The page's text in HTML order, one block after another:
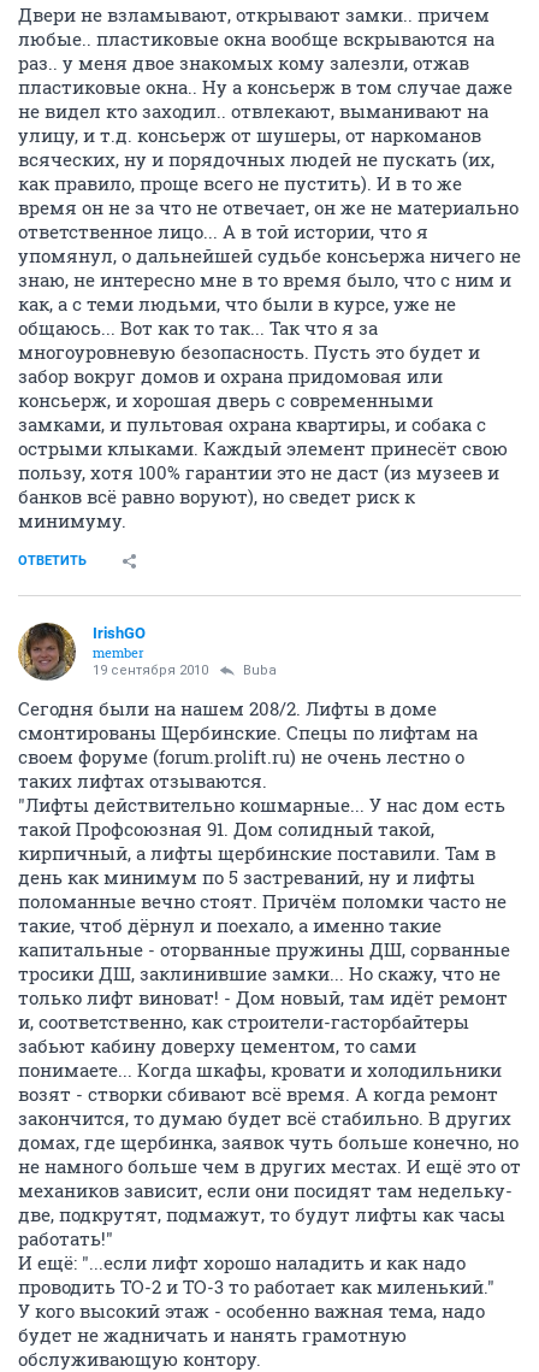
Двери не взламывают, открывают замки.. причем
любые.. пластиковые окна вообще вскрываются на
раз.. у меня двое знакомых кому залезли, отжав
пластиковые окна.. Ну а консьерж в том случае даже
не видел кто заходил.. отвлекают, выманивают на
улицу, и т.д. консьерж от шушеры, от наркоманов
всяческих, ну и порядочных людей не пускать (их,
как правило, проще всего не пустить). И в то же
время он не за что не отвечает, он же не материально
ответственное лицо... А в той истории, что я
упомянул, о дальнейшей судьбе консьержа ничего не
знаю, не интересно мне в то время было, что с ним и
как, а с теми людьми, что были в курсе, уже не
общаюсь... Вот как то так... Так что я за
многоуровневую безопасность. Пусть это будет и
забор вокруг домов и охрана придомовая или
консьерж, и хорошая дверь с современными
замками, и пультовая охрана квартиры, и собака с
острыми клыками. Каждый элемент принесёт свою
пользу, хотя 100% гарантии это не даст (из музеев и
банков всё равно воруют), но сведет риск к
минимуму.
ОТВЕТИТЬ
IrishGO
member
19 сентября 2010 Buba
Сегодня были на нашем 208/2. Лифты в доме
смонтированы Щербинские. Спецы по лифтам на
своем форуме (forum.prolift.ru) не очень лестно о
таких лифтах отзываются.
"Лифты действительно кошмарные... У нас дом есть
такой Профсоюзная 91. Дом солидный такой,
кирпичный, а лифты щербинские поставили. Там в
день как минимум по 5 застреваний, ну и лифты
поломанные вечно стоят. Причём поломки часто не
такие, чтоб дёрнул и поехало, а именно такие
капитальные - оторванные пружины ДШ, сорванные
тросики ДШ, заклинившие замки... Но скажу, что не
только лифт виноват! - Дом новый, там идёт ремонт
и, соответственно, как строители-гасторбайтеры
забьют кабину доверху цементом, то сами
понимаете... Когда шкафы, кровати и холодильники
возят - створки сбивают всё время. А когда ремонт
закончится, то думаю будет всё стабильно. В других
домах, где щербинка, заявок чуть больше конечно, но
не намного больше чем в других местах. И ещё это от
механиков зависит, если они посидят там недельку-
две, подкрутят, подмажут, то будут лифты как часы
работать!"
И ещё: "...если лифт хорошо наладить и как надо
проводить ТО-2 и ТО-3 то работает как миленький."
У кого высокий этаж - особенно важная тема, надо
будет не жадничать и нанять грамотную
обслуживающую контору.